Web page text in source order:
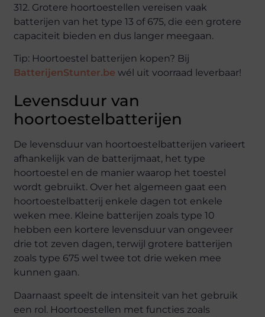
312. Grotere hoortoestellen vereisen vaak
batterijen van het type 13 of 675, die een grotere
capaciteit bieden en dus langer meegaan.
Tip: Hoortoestel batterijen kopen? Bij
BatterijenStunter.be wél uit voorraad leverbaar!
Levensduur van
hoortoestelbatterijen
De levensduur van hoortoestelbatterijen varieert
afhankelijk van de batterijmaat, het type
hoortoestel en de manier waarop het toestel
wordt gebruikt. Over het algemeen gaat een
hoortoestelbatterij enkele dagen tot enkele
weken mee. Kleine batterijen zoals type 10
hebben een kortere levensduur van ongeveer
drie tot zeven dagen, terwijl grotere batterijen
zoals type 675 wel twee tot drie weken mee
kunnen gaan.
Daarnaast speelt de intensiteit van het gebruik
een rol. Hoortoestellen met functies zoals